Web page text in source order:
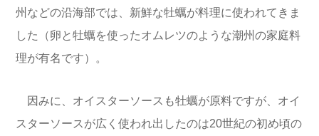
州などの沿海部では、新鮮な牡蠣が料理に使われてきま
した（卵と牡蠣を使ったオムレツのような潮州の家庭料
理が有名です）。
因みに、オイスターソースも牡蠣が原料ですが、オイ
スターソースが広く使われ出したのは20世紀の初め頃の